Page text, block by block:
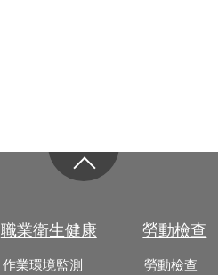
職業衛生健康
作業環境監測
勞動檢查
勞動檢查